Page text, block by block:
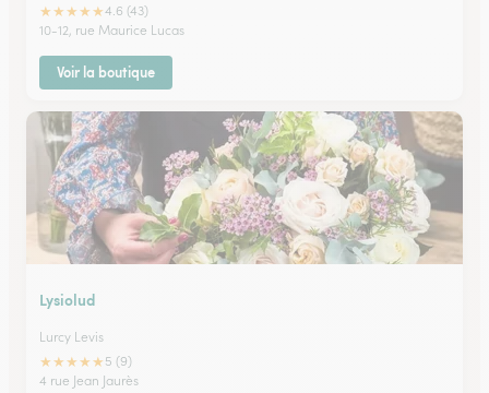
★★★★★4.6 (43)
10-12, rue Maurice Lucas
Voir la boutique
Lysiolud
Lurcy Levis
★★★★★ 5 (9)
4 rue Jean Jaurès